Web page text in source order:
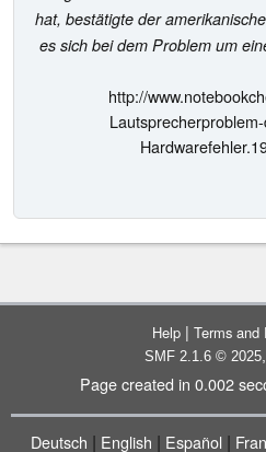
hat, bestätigte der
es sich bei dem Problem um
http://
Help | Terms and
SMF 2.1.6 © 2025,
Page created in 0.002
Deutsch | English | Español |